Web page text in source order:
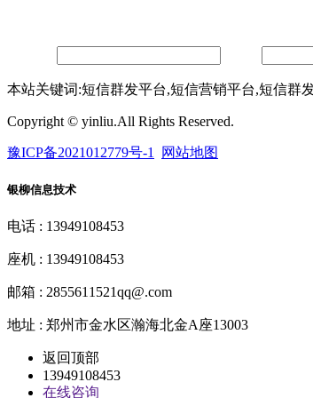
本站关键词:短信群发平台,短信营销平台,短信群
Copyright © yinliu.All Rights Reserved.
豫ICP备2021012779号-1 网站地图
银柳信息技术
电话 : 13949108453
座机 : 13949108453
邮箱 : 2855611521qq@.com
地址 : 郑州市金水区瀚海北金A座13003
返回顶部
13949108453
在线咨询